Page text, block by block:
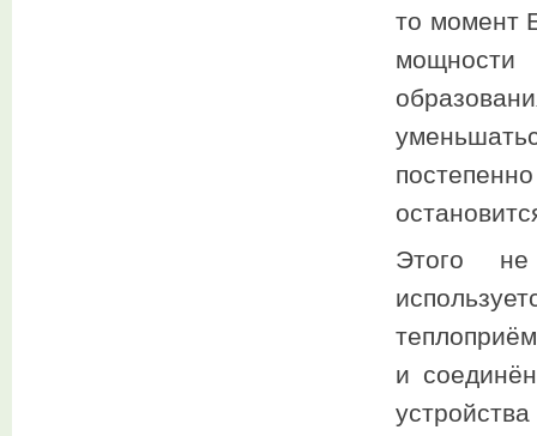
то момент
мощности
Этого не
и